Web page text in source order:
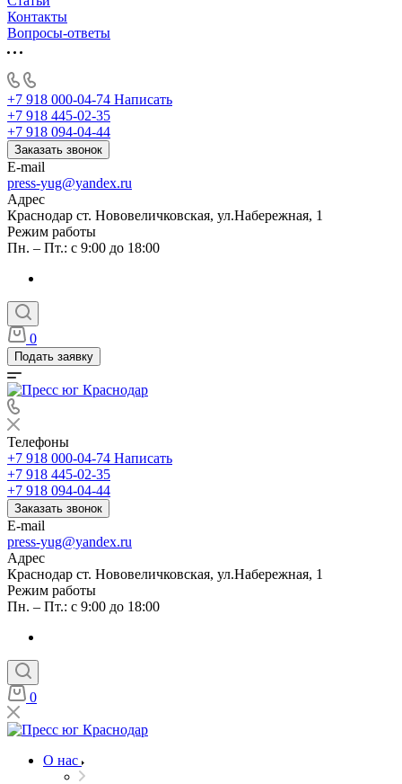
Контакты
Вопросы-ответы
+7 918 000-04-74 Написать
+7 918 445-02-35
+7 918 094-04-44
Заказать звонок
E-mail
press-yug@yandex.ru
Адрес
Краснодар ст. Нововеличковская, ул.Набережная, 1
Режим работы
Пн. – Пт.: с 9:00 до 18:00
0
Подать заявку
Телефоны
+7 918 000-04-74 Написать
+7 918 445-02-35
+7 918 094-04-44
Заказать звонок
E-mail
press-yug@yandex.ru
Адрес
Краснодар ст. Нововеличковская, ул.Набережная, 1
Режим работы
Пн. – Пт.: с 9:00 до 18:00
0
О нас